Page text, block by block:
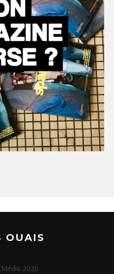
OUAIS
2020